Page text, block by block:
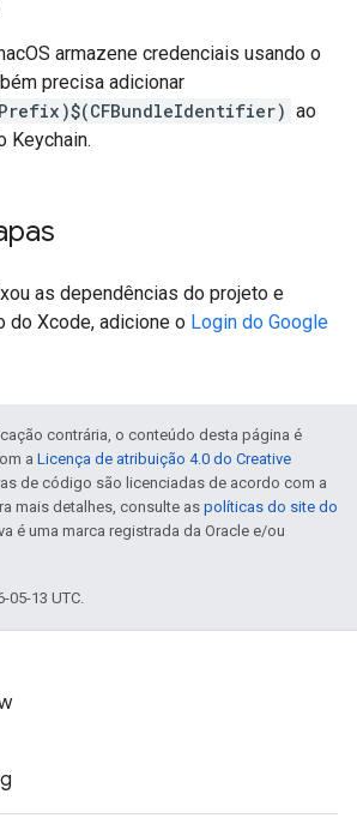
armazene credenciais usando o
precisa adicionar
ao
Keychain.
as dependências do projeto e
do Xcode, adicione o Login do Google
contrária, o conteúdo desta página é
a Licença de atribuição 4.0 do Creative
de código são licenciadas de acordo com a
mais detalhes, consulte as políticas do site do
é uma marca registrada da Oracle e/ou
05-13 UTC.